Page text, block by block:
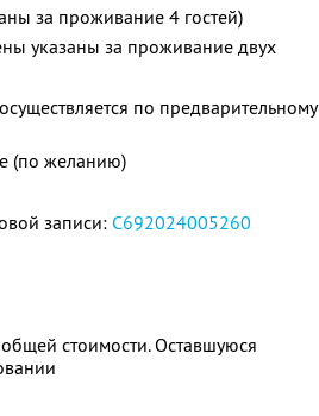
за проживание 4 гостей)
указаны за проживание двух
по предварительному
(по желанию)
записи: С692024005260
стоимости. Оставшуюся